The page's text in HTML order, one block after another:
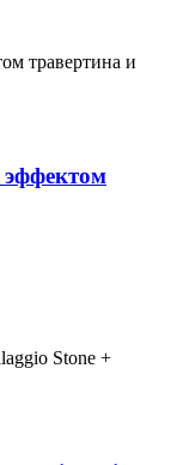
эффектом